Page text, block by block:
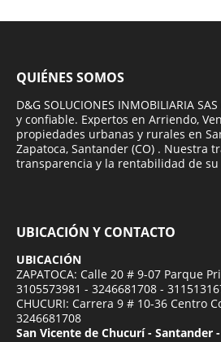
QUIÉNES SOMOS
D&G SOLUCIONES INMOBILIARIA
y confiable. Expertos en Arriendo,
propiedades urbanas y rurales en
Zapatoca, Santander (CO) . Nuestra
transparencia y la rentabilidad de
UBICACIÓN Y CONTACTO
UBICACIÓN
ZAPATOCA: Calle 20 # 9-07 Parque
3105573981 - 3246681708 -
CHUCURI: Carrera 9 # 10-36 Centro
3246681708
San Vicente de Chucurí - Santander